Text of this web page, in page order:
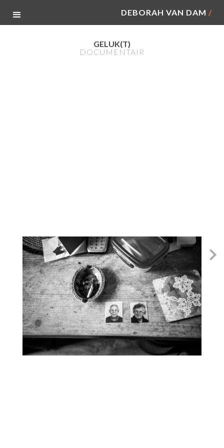
DEBORAH VAN DAM /
GELUK(T)
DOCUMENTAIR